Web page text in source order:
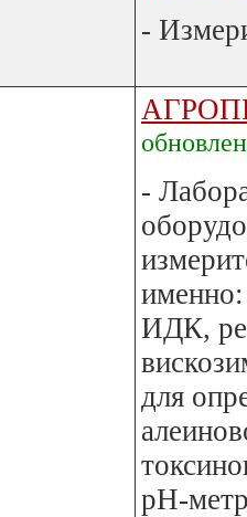
-
-
ИДК,
для
рН-